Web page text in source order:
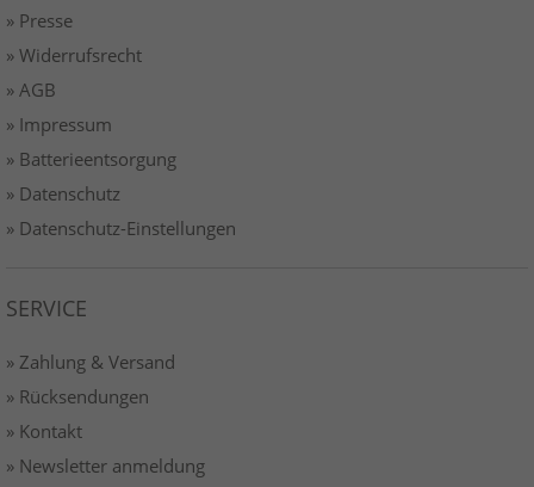
» Presse
» Widerrufsrecht
» AGB
» Impressum
» Batterieentsorgung
» Datenschutz
» Datenschutz-Einstellungen
SERVICE
» Zahlung & Versand
» Rücksendungen
» Kontakt
» Newsletter anmeldung